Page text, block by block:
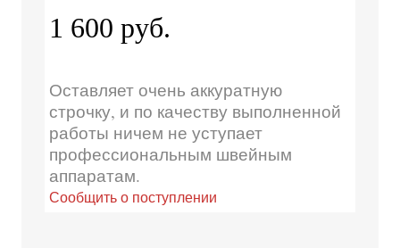
1 600 руб.
Оставляет очень аккуратную
строчку, и по качеству выполненной
работы ничем не уступает
профессиональным швейным
аппаратам.
Сообщить о поступлении